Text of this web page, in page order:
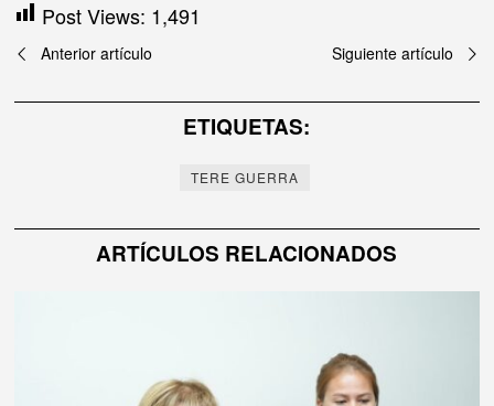
Post Views: 1,491
Navegación
de
Anterior artículo Siguiente artículo
ETIQUETAS:
TERE GUERRA
ARTÍCULOS RELACIONADOS